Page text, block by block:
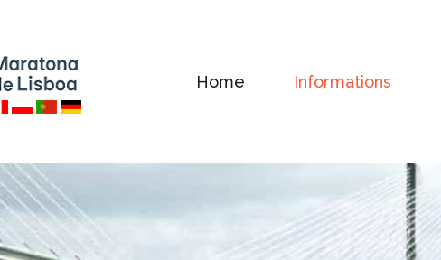
Home Informations